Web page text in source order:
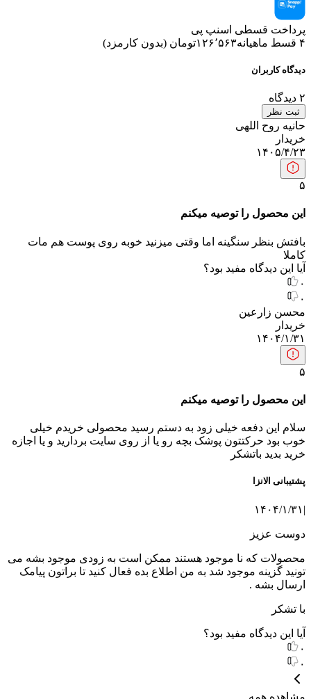
پرداخت قسطی اسنپ پی
۴ قسط ماهیانه
۱۲۶٬۵۶۳تومان (بدون کارمزد)
دیدگاه کاربران
۲ دیدگاه
ثبت نظر
حانیه روح اللهی
خریدار
۱۴۰۵/۴/۲۳
۵
این محصول را توصیه میکنم
بافتش بنظر سنگینه اما وقتی میزنید خوبه روی پوست هم مات
کاملا
آیا این دیدگاه مفید بود؟
۰
۰
محسن زارعین
خریدار
۱۴۰۴/۱/۳۱
۵
این محصول را توصیه میکنم
سلام این دفعه خیلی زود به دستم رسید محصولی خریدم خیلی
خوب بود حرکتتون پوشک بچه رو یا از روی سایت بردارید و یا اجازه
خرید بدید باتشکر
پشتیبانی الانزا
| ۱۴۰۴/۱/۳۱
دوست عزیز
محصولات که نا موجود هستند ممکن است به زودی موجود بشه می
تونید گزینه موجود شد به من اطلاع بده فعال کنید تا براتون پیامک
ارسال بشه .
با تشکر
آیا این دیدگاه مفید بود؟
۰
۰
مشاهده همه